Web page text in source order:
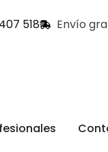
518 Envío